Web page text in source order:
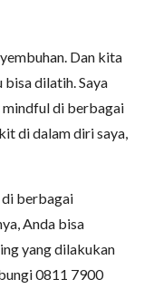
Dan kita
dilatih. Saya
mindful di berbagai
di dalam diri saya,
di berbagai
Anda bisa
yang dilakukan
0811 7900